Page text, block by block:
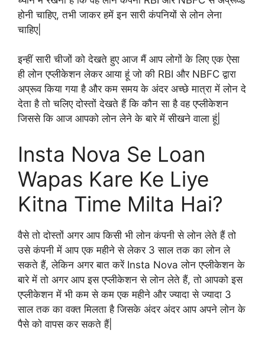
होनी चाहिए, तभी जाकर हमें इन सारी कंपनियों से लोन लेना
चाहिए|
इन्हीं सारी चीजों को देखते हुए आज मैं आप लोगों के लिए एक ऐसा
ही लोन एप्लीकेशन लेकर आया हूं जो की RBI और NBFC द्वारा
अप्रूव किया गया है और कम समय के अंदर अच्छे मात्रा में लोन दे
देता है तो चलिए दोस्तों देखते हैं कि कौन सा है वह एप्लीकेशन
जिससे कि आज आपको लोन लेने के बारे में सीखने वाला हूं|
Insta Nova Se Loan
Wapas Kare Ke Liye
Kitna Time Milta Hai?
वैसे तो दोस्तों अगर आप किसी भी लोन कंपनी से लोन लेते हैं तो
उसे कंपनी में आप एक महीने से लेकर 3 साल तक का लोन ले
सकते हैं, लेकिन अगर बात करें Insta Nova लोन एप्लीकेशन के
बारे में तो अगर आप इस एप्लीकेशन से लोन लेते हैं, तो आपको इस
एप्लीकेशन में भी कम से कम एक महीने और ज्यादा से ज्यादा 3
साल तक का वक्त मिलता है जिसके अंदर अंदर आप अपने लोन के
पैसे को वापस कर सकते हैं|